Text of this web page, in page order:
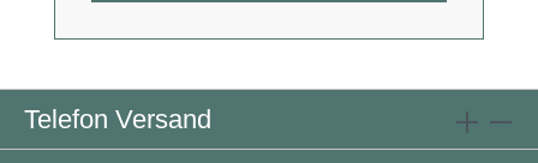
Telefon Versand